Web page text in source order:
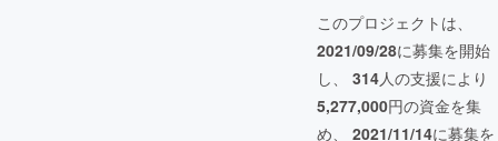
このプロジェクトは、
2021/09/28に募集を開始
し、 314人の支援により
5,277,000円の資金を集
め、 2021/11/14に募集を